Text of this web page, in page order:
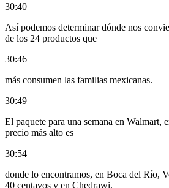
30:40
Así podemos determinar dónde nos
de los 24 productos que
30:46
más consumen las familias mexicanas.
30:49
El paquete para una semana en Walmart,
precio más alto es
30:54
donde lo encontramos, en Boca del Río,
40 centavos y en Chedrawi,